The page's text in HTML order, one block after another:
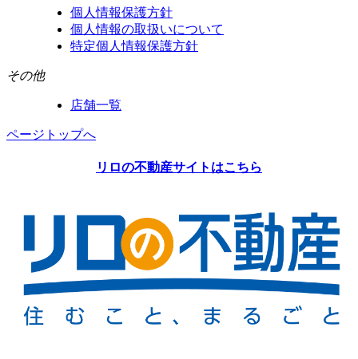
個人情報保護方針
個人情報の取扱いについて
特定個人情報保護方針
その他
店舗一覧
ページトップへ
リロの不動産サイトはこちら